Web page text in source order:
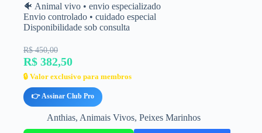
🐠 Animal vivo • envio especializado
Envio controlado • cuidado especial
Disponibilidade sob consulta
R$ 450,00
R$ 382,50
🔒 Valor exclusivo para membros
👉 Assinar Club Pro
Anthias, Animais Vivos, Peixes Marinhos